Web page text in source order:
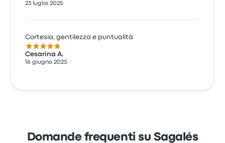
23 luglio 2025
Cortesia, gentilezza e puntualità
5.0 su 5 stelle
Cesarina A.
16 giugno 2025
Domande frequenti su Sagalés